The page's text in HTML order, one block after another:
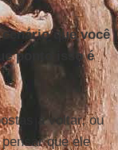
que você
ponto isso é
a voltar, ou
que ele